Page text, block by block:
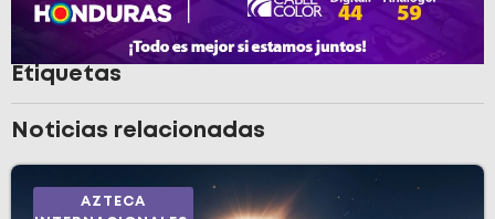
Etiquetas
Noticias relacionadas
AZTECA